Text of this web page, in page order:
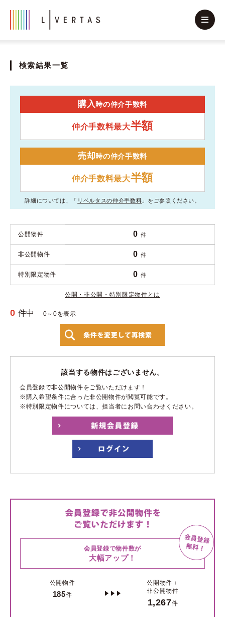
検索結果一覧
購入時の仲介手数料
仲介手数料最大半額
売却時の仲介手数料
仲介手数料最大半額
詳細については、「 リベルタスの仲介手数料 」をご参照ください。
公開物件 0 件
非公開物件 0 件
特別限定物件 0 件
公開・非公開・特別限定物件とは
0 件中 0～0を表示
該当する物件はございません。
会員登録で非公開物件をご覧いただけます！
※購入希望条件に合った非公開物件が閲覧可能です。
※特別限定物件については、担当者にお問い合わせください。
会員登録で物件数が
大幅アップ！
公開物件
185件
公開物件＋
非公開物件
1,267件